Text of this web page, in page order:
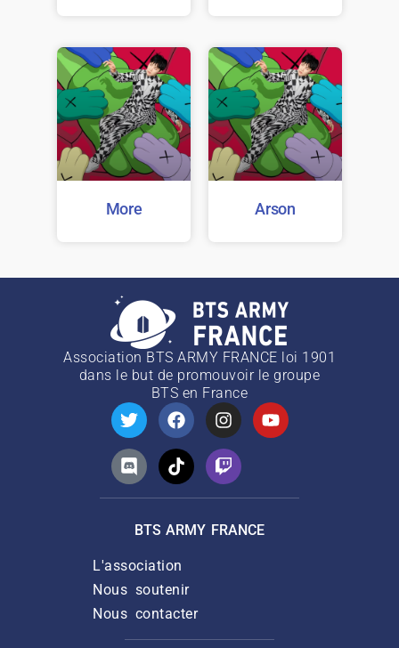
More Arson
Association BTS ARMY FRANCE loi 1901
dans le but de promouvoir le groupe
BTS en France
BTS ARMY FRANCE
L'association
Nous soutenir
Nous contacter